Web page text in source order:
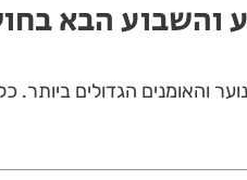
והאומנים הגדולים ביותר.